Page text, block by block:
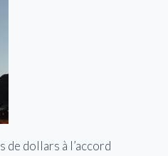
de dollars à l’accord